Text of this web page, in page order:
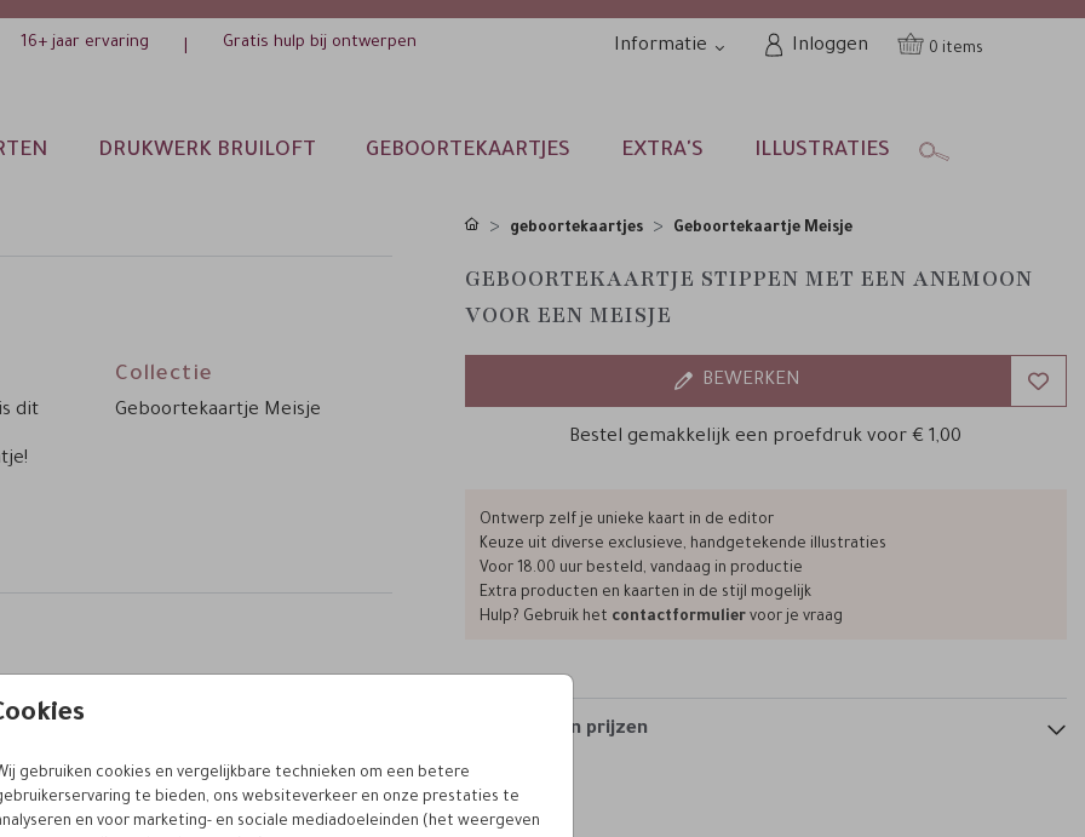
16+ jaar ervaring Gratis hulp bij ontwerpen Informatie Inloggen 0
DRUKWERK BRUILOFT GEBOORTEKAARTJES EXTRA'S ILLUSTRATIES
gebruiken cookies en vergelijkbare technieken om een betere
te bieden, ons websiteverkeer en onze prestaties te
en voor marketing- en sociale mediadoeleinden (het weergeven
dit
een
de
of
Collectie
Geboortekaartje Meisje
geboortekaartjes Geboortekaartje Meisje
GEBOORTEKAARTJE STIPPEN MET EEN ANEMOON
VOOR EEN MEISJE
BEWERKEN
Bestel gemakkelijk een proefdruk voor€ 1,00
Ontwerp zelf je unieke kaart in de editor
Keuze uit diverse exclusieve, handgetekende illustraties
Voor 18.00 uur besteld, vandaag in productie
Extra producten en kaarten in de stijl mogelijk
Hulp? Gebruik het contactformuliervoor je vraag
Formaten en prijzen